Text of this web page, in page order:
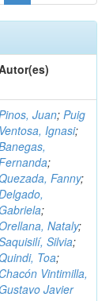
Juan; Puig
Ventosa, Ignasi;
;
Fanny;
Gabriela;
Nataly;
Silvia;
Toa;
Chacón Vintimilla,
Gustavo Javier